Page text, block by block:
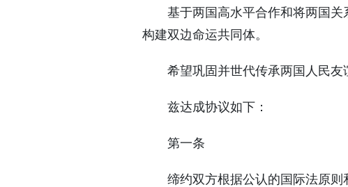
基于两国高水平合作和将两国
构建双边命运共同体。
希望巩固并世代传承两国人民友
兹达成协议如下：
第一条
缔约双方根据公认的国际法原